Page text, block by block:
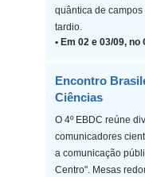
quântica de
tardio.
• Em 02 e 03/09,
Encontro
Ciências
O 4º EBDC reúne
comunicadores
a comunicação
Centro". Mesas